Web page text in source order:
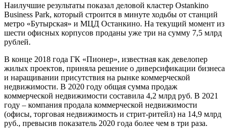
Наилучшие результаты показал деловой кластер Ostankino
Business Park, который строится в минуте ходьбы от станций
метро «Бутырская» и МЦД Останкино. На текущий момент из
шести офисных корпусов проданы уже три на сумму 7,5 млрд
рублей.
В конце 2018 года ГК «Пионер», известная как девелопер
жилых проектов, приняла решение о диверсификации бизнеса
и наращивании присутствия на рынке коммерческой
недвижимости. В 2020 году общая сумма продаж
коммерческой недвижимости составила 4,2 млрд руб. В 2021
году – компания продала коммерческой недвижимости
(офисы, торговая недвижимость и стрит-ритейл) на 14,9 млрд
руб., превысив показатель 2020 года более чем в три раза.